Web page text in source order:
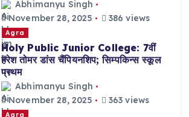
Abhimanyu Singh
November 28, 2025
386 views
Agra
Holy Public Junior College: 7वीं
हरेश तोमर डांस चैंपियनशिप; सिम्पकिन्स स्कूल
प्रथम
Abhimanyu Singh
November 28, 2025
363 views
Agra